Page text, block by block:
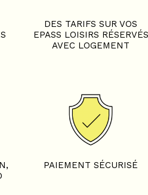
DES TARIFS SUR VOS
EPASS LOISIRS RÉSERVÉS
AVEC LOGEMENT
PAIEMENT SÉCURISÉ